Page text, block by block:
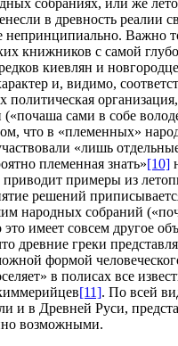
собраниях, или же
в древность реалии
непринципиально. Важно
книжников с самой
киевлян и
и, видимо,
политическая
(«почаша сами в собе
что в «племенных»
«лишь
племенная знать»[10]
примеры из
решений
народных собраний
имеет совсем другое
древние греки
формой
в полисах все
[11]. По всей
и в Древней Руси,
возможными.